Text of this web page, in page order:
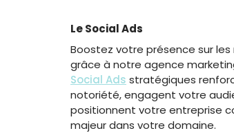
Le Social Ads
Boostez votre présence sur les
grâce à notre agence
Social Ads stratégiques
notoriété, engagent votre
positionnent votre entreprise
majeur dans votre domaine.